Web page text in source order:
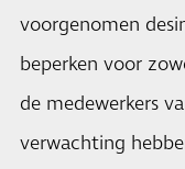
voorgenomen
beperken voor
de medewerkers
verwachting